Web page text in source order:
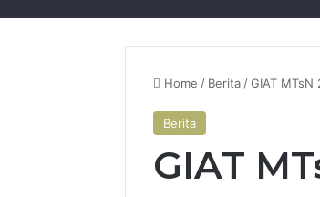
Home / Berita /GIAT MTsN
Berita
GIAT